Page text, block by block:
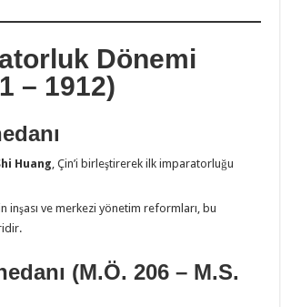
Dönemi
– 1912)
Huang , Çin’i birleştirerek ilk imparatorluğu
inşası ve merkezi yönetim reformları, bu
(M.Ö. 206 – M.S.